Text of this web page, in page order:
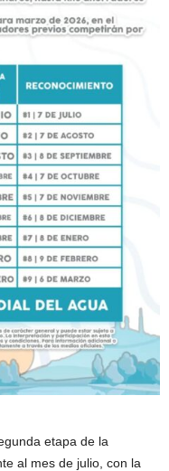
etapa de la
al mes de julio, con la